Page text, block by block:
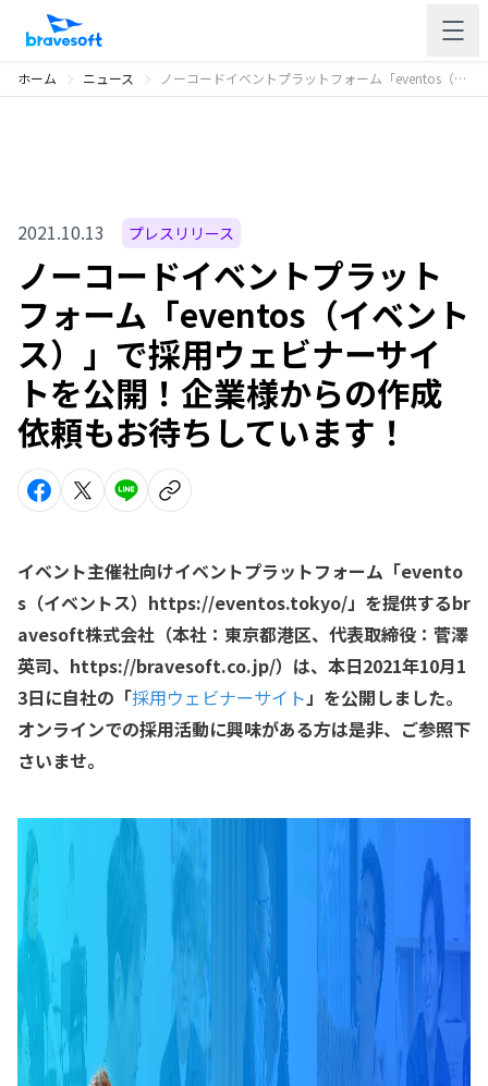
ホーム ニュース ノーコードイベントプラットフォーム「eventos（イベントス）」で採用ウェビナーサイトを公開！企業様からの作成依頼もお待ちしています！
2021.10.13 プレスリリース
ノーコードイベントプラット
フォーム「eventos（イベント
ス）」で採用ウェビナーサイ
トを公開！企業様からの作成
依頼もお待ちしています！
イベント主催社向けイベントプラットフォーム「evento
s（イベントス）https://eventos.tokyo/」を提供するbr
avesoft株式会社（本社：東京都港区、代表取締役：菅澤
英司、https://bravesoft.co.jp/）は、本日2021年10月1
3日に自社の「採用ウェビナーサイト」を公開しました。
オンラインでの採用活動に興味がある方は是非、ご参照下
さいませ。